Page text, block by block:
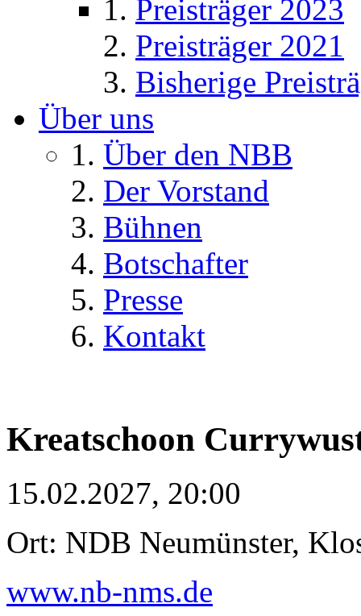
Preisträger 2023
Preisträger 2021
Bisherige
Über uns
Über den NBB
Der Vorstand
Bühnen
Botschafter
Presse
Kontakt
Kreatschoon
15.02.2027, 20:00
Ort: NDB Neumünster,
www.nb-nms.de